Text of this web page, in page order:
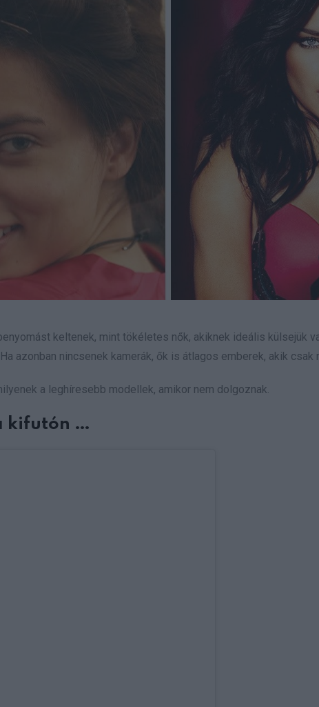
keltenek, mint tökéletes nők, akiknek ideális külsejük
azonban nincsenek kamerák, ők is átlagos emberek, akik csak
a leghíresebb modellek, amikor nem dolgoznak.
kifutón …